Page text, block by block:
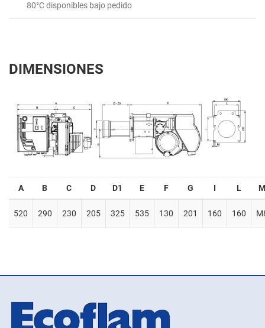
80°C disponibles bajo pedido
DIMENSIONES
A B C D D1 E F G I L M
520 290 230 205 325 535 130 201 160 160